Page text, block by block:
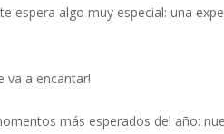
espera algo muy especial: una
va a encantar!
más esperados del año: